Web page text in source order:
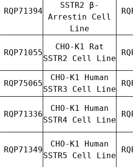
RQP71394
SSTR2 β-
Arrestin Cell
Line
RQP71055
CHO-K1 Rat
SSTR2 Cell Line
RQP75065
CHO-K1 Human
SSTR3 Cell Line
RQP71336
CHO-K1 Human
SSTR4 Cell Line
RQP71349
CHO-K1 Human
SSTR5 Cell Line